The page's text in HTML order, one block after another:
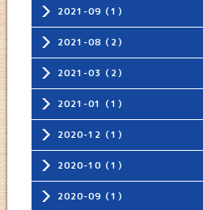
2021-09（1）
2021-08（2）
2021-03（2）
2021-01（1）
2020-12（1）
2020-10（1）
2020-09（1）